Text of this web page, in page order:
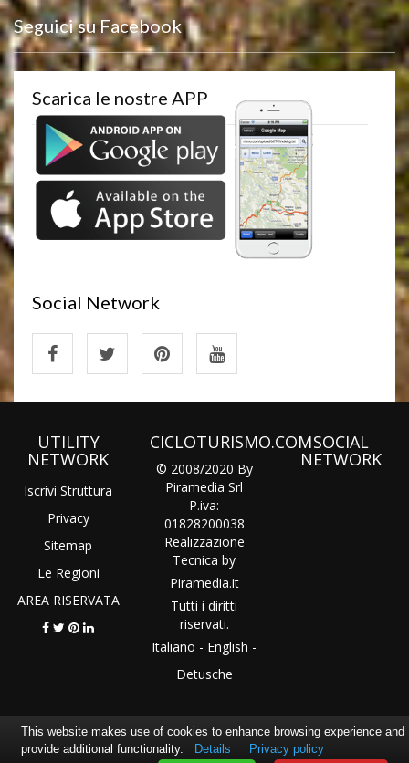
Seguici su Facebook
Scarica le nostre APP
Social Network
UTILITY
NETWORK
Iscrivi Struttura
Privacy
Sitemap
Le Regioni
AREA RISERVATA
CICLOTURISMO.COM
© 2008/2020 By
Piramedia Srl
P.iva:
01828200038
Realizzazione
Tecnica by
Piramedia.it
Tutti i diritti
riservati.
Italiano - English -
Detusche
SOCIAL
NETWORK
This website makes use of cookies to enhance browsing experience and
provide additional functionality.
Details Privacy policy